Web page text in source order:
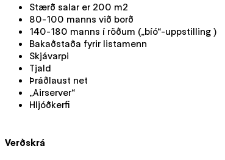
Stærð salar er 200 m2
80-100 manns við borð
140-180 manns í röðum („bíó“-uppstilling )
Bakaðstaða fyrir listamenn
Skjávarpi
Tjald
Þráðlaust net
„Airserver“
Hljóðkerfi
Verðskrá